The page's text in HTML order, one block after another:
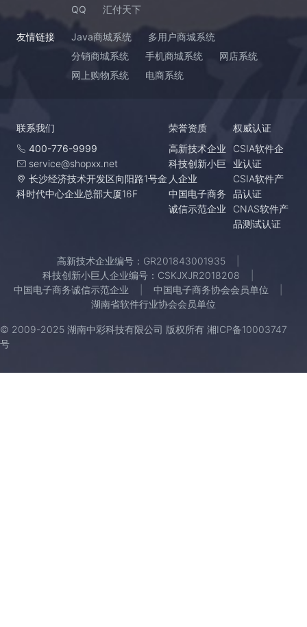
QQ 汇付天下
友情链接 Java商城系统
多用户商城系统
分销商城系统
手机商城系统
网店系统
网上购物系统
电商系统
联系我们
400-776-9999
service@shopxx.net
长沙经济技术开发区向阳路1号金
科时代中心企业总部大厦16F
荣誉资质
高新技术企业
科技创新小巨
人企业
中国电子商务
诚信示范企业
权威认证
CSIA软件企
业认证
CSIA软件产
品认证
CNAS软件产
品测试认证
高新技术企业编号：GR201843001935
科技创新小巨人企业编号：CSKJXJR2018208
中国电子商务诚信示范企业
中国电子商务协会会员单位
湖南省软件行业协会会员单位
© 2009-2025 湖南中彩科技有限公司 版权所有 湘ICP备10003747
号